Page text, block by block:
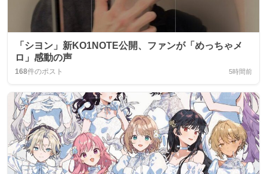
「シヨン」新KO1NOTE公開、ファンが「めっちゃメ
ロ」感動の声
168件のポスト 5時間前